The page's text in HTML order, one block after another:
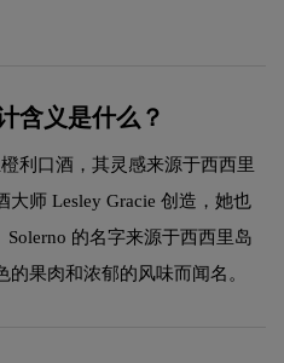
含义是什么？
利口酒，其灵感来源于西西里
师 Lesley Gracie 创造，她也
Solerno 的名字来源于西西里岛
果肉和浓郁的风味而闻名。